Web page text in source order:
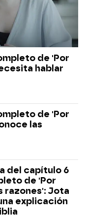
de 'Por
hablar
de 'Por
las
del capítulo 6
de 'Por
razones': Jota
explicación